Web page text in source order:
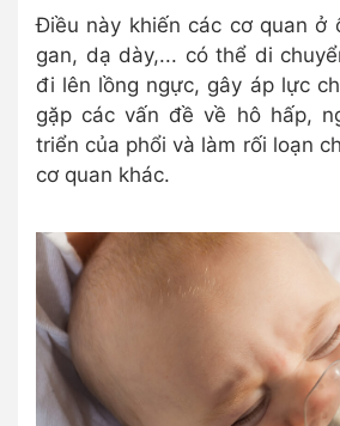
Điều này khiến các cơ quan ở
gan, dạ dày,... có thể di
đi lên lồng ngực, gây áp lực
gặp các vấn đề về hô hấp,
triển của phổi và làm rối loạn
cơ quan khác.